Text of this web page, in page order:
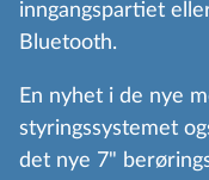
inngangspartiet
Bluetooth.
En nyhet i de nye
styringssystemet
det nye 7"